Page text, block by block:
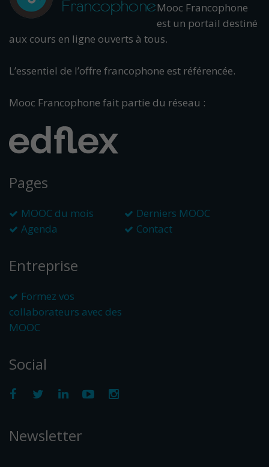
Mooc Francophone
est un portail destiné
aux cours en ligne ouverts à tous.
L’essentiel de l’offre francophone est référencée.
Mooc Francophone fait partie du réseau :
Pages
MOOC du mois
Derniers MOOC
Agenda
Contact
Entreprise
Formez vos
collaborateurs avec des
MOOC
Social
Newsletter